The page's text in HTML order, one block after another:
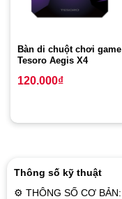
Bàn di chuột chơi game
Tesoro Aegis X4
120.000₫
Thông số kỹ thuật
⚙ THÔNG SỐ CƠ BẢN: